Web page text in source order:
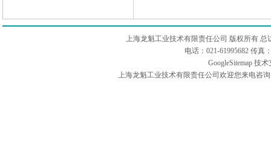
上海龙魁工业技术有限责任公司 版权所有 总
电话：021-61995682 传真
GoogleSitemap技术
上海龙魁工业技术有限责任公司欢迎您来电咨